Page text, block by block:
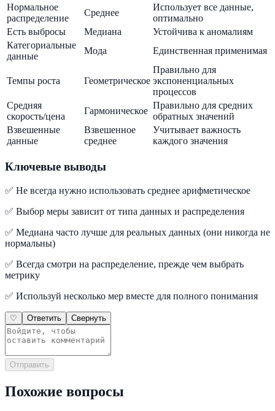
Нормальное
распределение
Среднее
Использует все данные,
оптимально
Есть выбросы
Медиана
Устойчива к аномалиям
Категориальные
данные
Мода Единственная применимая
Темпы роста Геометрическое
Правильно для
экспоненциальных
процессов
Средняя
скорость/цена
Гармоническое
Правильно для средних
обратных значений
Взвешенные
данные
Взвешенное
среднее
Учитывает важность
каждого значения
Ключевые выводы
✅ Не всегда нужно использовать среднее арифметическое
✅ Выбор меры зависит от типа данных и распределения
✅ Медиана часто лучше для реальных данных (они никогда не
нормальны)
✅ Всегда смотри на распределение, прежде чем выбрать
метрику
✅ Используй несколько мер вместе для полного понимания
♡ Ответить Свернуть
Отправить
Похожие вопросы